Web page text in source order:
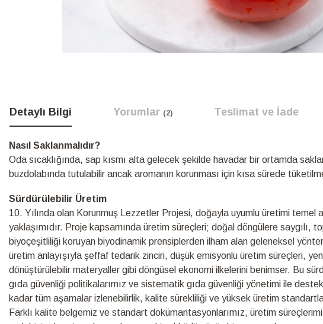
atla
Detaylı Bilgi
Detaylı
Bilgi
Nasıl Saklanmalıdır?
Oda sıcaklığında, sap kısmı alta gelecek şekilde havadar bir ortamda
buzdolabında tutulabilir ancak aromanın korunması için kısa sürede
Sürdürülebilir Üretim
10.⁠ ⁠Yılında olan Korunmuş Lezzetler Projesi, doğayla uyumlu üretimi temel
yaklaşımıdır. Proje kapsamında üretim süreçleri; doğal döngülere saygılı,
biyoçeşitliliği koruyan biyodinamik prensiplerden ilham alan geleneksel
üretim anlayışıyla şeffaf tedarik zinciri, düşük emisyonlu üretim süreçleri,
dönüştürülebilir materyaller gibi döngüsel ekonomi ilkelerini benimser. Bu
gıda güvenliği politikalarımız ve sistematik gıda güvenliği yönetimi ile
kadar tüm aşamalar izlenebilirlik, kalite sürekliliği ve yüksek üretim
Farklı kalite belgemiz ve standart dokümantasyonlarımız, üretim
Yorumlar 2 Teslimat ve İade